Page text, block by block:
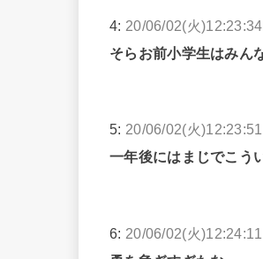
4: 20/06/02(火)12:23:34
そらお前小学生はみん
5: 20/06/02(火)12:23:51
一年後にはまじでこう
6: 20/06/02(火)12:24:11